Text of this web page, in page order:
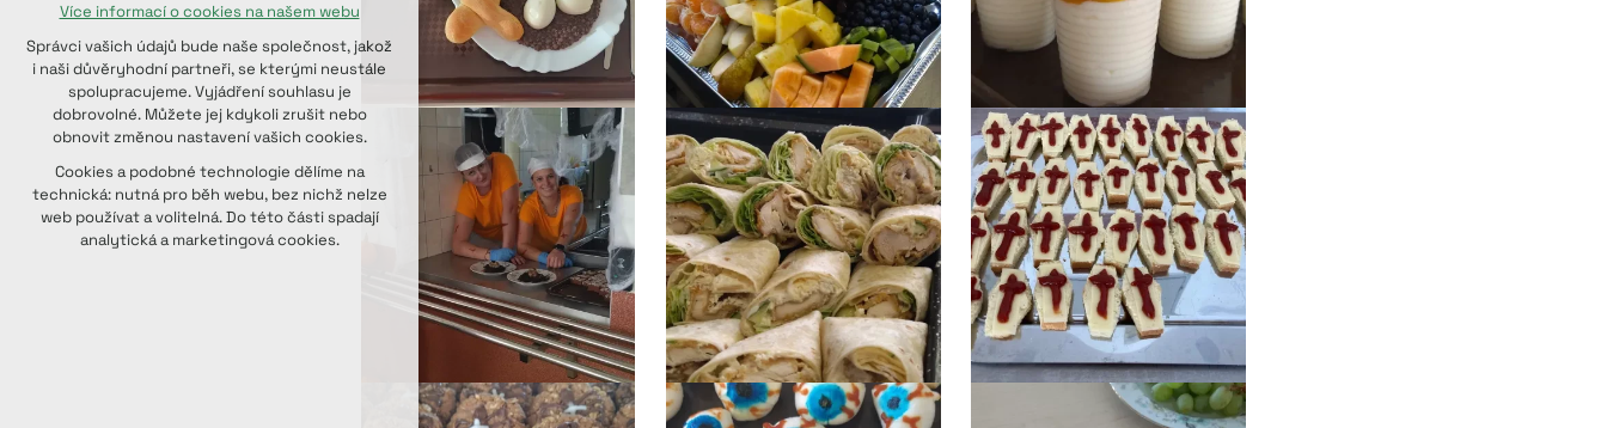
analytická pro anonymizované
vyhodnocení návštěvnosti
marketingová cookies (Google, Seznam,
Facebook)
Více informací o cookies na našem webu
PŘIJMOUT VŠECHNY COOKIES
ODMÍTNOUT VOLITELNÁ
Více informací o cookies na našem webu
Správci vašich údajů bude naše společnost, jakož
i naši důvěryhodní partneři, se kterými neustále
spolupracujeme. Vyjádření souhlasu je
dobrovolné. Můžete jej kdykoli zrušit nebo
obnovit změnou nastavení vašich cookies.
Cookies a podobné technologie dělíme na
technická: nutná pro běh webu, bez nichž nelze
web používat a volitelná. Do této části spadají
analytická a marketingová cookies.